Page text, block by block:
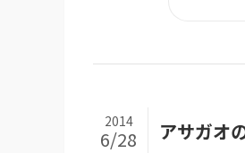
アサガオ
2014
6/28